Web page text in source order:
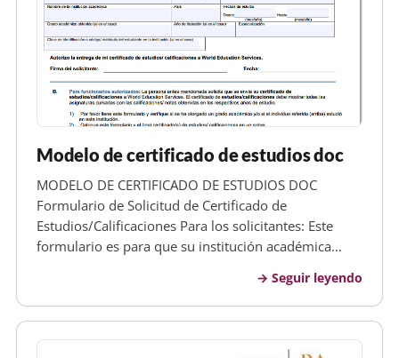
Modelo de certificado de estudios doc
MODELO DE CERTIFICADO DE ESTUDIOS DOC
Formulario de Solicitud de Certificado de
Estudios/Calificaciones Para los solicitantes: Este
formulario es para que su institución académica
calificaciones. Usted es responsable de contactar
directamente a su institución académi…
Seguir leyendo